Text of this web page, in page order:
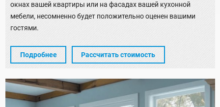
окнах вашей квартиры или на фасадах вашей кухонной
мебели, несомненно будет положительно оценен вашими
гостями.
Подробнее Рассчитать стоимость